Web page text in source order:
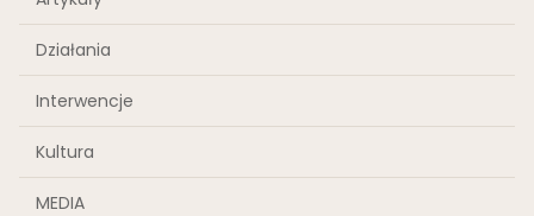
Działania
Interwencje
Kultura
MEDIA